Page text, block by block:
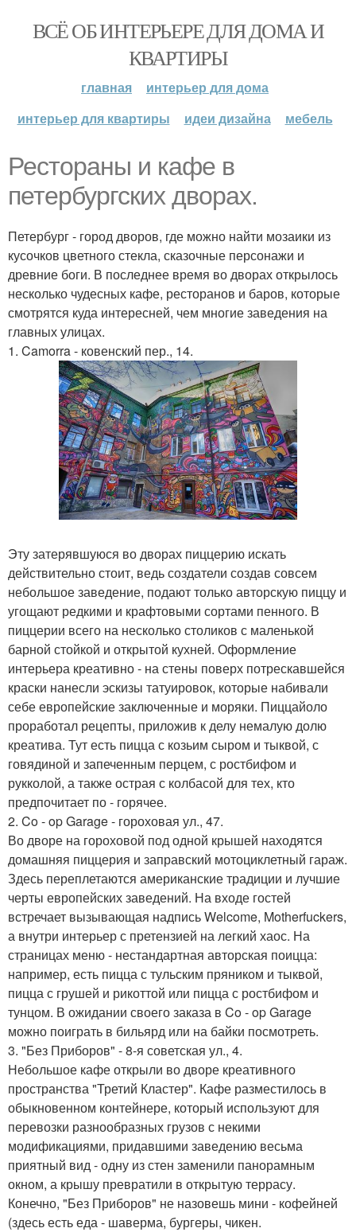
ВСЁ ОБ ИНТЕРЬЕРЕ ДЛЯ ДОМА И
КВАРТИРЫ
главная
интерьер для дома
интерьер для квартиры
идеи дизайна мебель
Рестораны и кафе в
петербургских дворах.
Петербург - город дворов, где можно найти мозаики из
кусочков цветного стекла, сказочные персонажи и
древние боги. В последнее время во дворах открылось
несколько чудесных кафе, ресторанов и баров, которые
смотрятся куда интересней, чем многие заведения на
главных улицах.
1. Camorra - ковенский пер., 14.
Эту затерявшуюся во дворах пиццерию искать
действительно стоит, ведь создатели создав совсем
небольшое заведение, подают только авторскую пиццу и
угощают редкими и крафтовыми сортами пенного. В
пиццерии всего на несколько столиков с маленькой
барной стойкой и открытой кухней. Оформление
интерьера креативно - на стены поверх потрескавшейся
краски нанесли эскизы татуировок, которые набивали
себе европейские заключенные и моряки. Пиццайоло
проработал рецепты, приложив к делу немалую долю
креатива. Тут есть пицца с козьим сыром и тыквой, с
говядиной и запеченным перцем, с ростбифом и
рукколой, а также острая с колбасой для тех, кто
предпочитает по - горячее.
2. Co - op Garage - гороховая ул., 47.
Во дворе на гороховой под одной крышей находятся
домашняя пиццерия и заправский мотоциклетный гараж.
Здесь переплетаются американские традиции и лучшие
черты европейских заведений. На входе гостей
встречает вызывающая надпись Welcome, Motherfuckers,
а внутри интерьер с претензией на легкий хаос. На
страницах меню - нестандартная авторская поицца:
например, есть пицца с тульским пряником и тыквой,
пицца с грушей и рикоттой или пицца с ростбифом и
тунцом. В ожидании своего заказа в Co - op Garage
можно поиграть в бильярд или на байки посмотреть.
3. "Без Приборов" - 8-я советская ул., 4.
Небольшое кафе открыли во дворе креативного
пространства "Третий Кластер". Кафе разместилось в
обыкновенном контейнере, который используют для
перевозки разнообразных грузов с некими
модификациями, придавшими заведению весьма
приятный вид - одну из стен заменили панорамным
окном, а крышу превратили в открытую террасу.
Конечно, "Без Приборов" не назовешь мини - кофейней
(здесь есть еда - шаверма, бургеры, чикен.